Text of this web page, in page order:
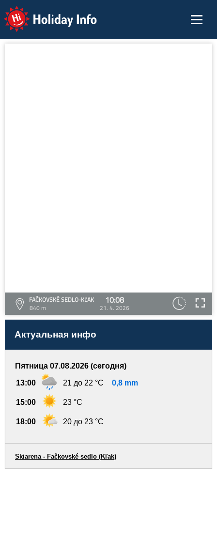
Holiday Info
FAČKOVSKÉ SEDLO-KĽAK
840 m
10:08
21. 4. 2026
Актуальная инфо
Пятница 07.08.2026 (сегодня)
13:00 21 до 22 °C 0,8 mm
15:00 23 °C
18:00 20 до 23 °C
Skiarena - Fačkovské sedlo (Kľak)